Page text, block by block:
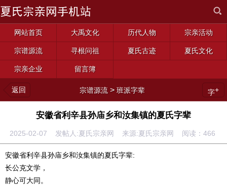
网站首页 大禹文化 历代人物 宗亲活动
宗谱源流 寻根问祖 夏氏古迹 夏氏文化
宗亲企业 留言簿
返回 宗谱源流 >班派字辈 字+
安徽省利辛县孙庙乡和汝集镇的夏氏字辈
2025-02-07 发帖人:夏氏宗亲网 来源:夏氏宗亲网 阅读： 466
安徽省利辛县孙庙乡和汝集镇的夏氏字辈:
长公克文学，
静心可大同。